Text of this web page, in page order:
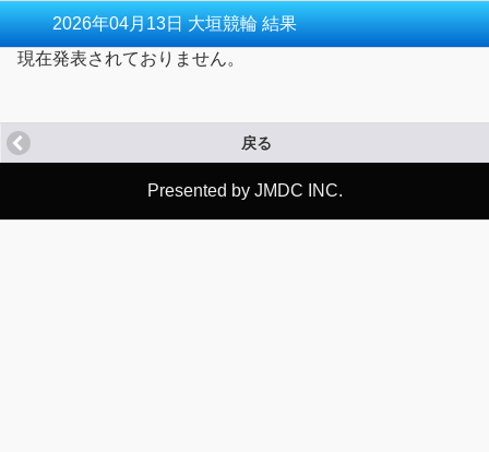
2026年04月13日 大垣競輪 結果
現在発表されておりません。
戻る
Presented by JMDC INC.